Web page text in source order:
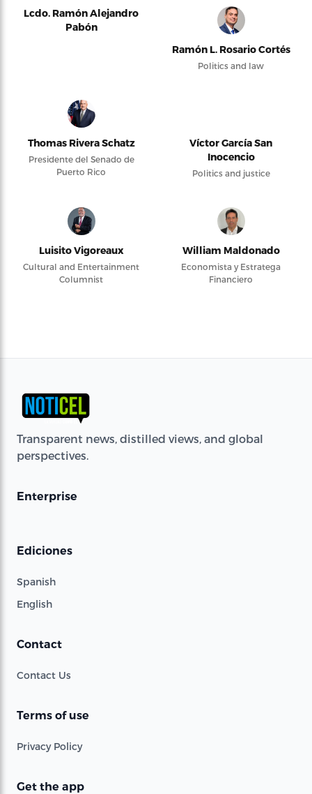
Lcdo. Ramón Alejandro
Pabón
Ramón L. Rosario Cortés
Politics and law
Thomas Rivera Schatz
Presidente del Senado de
Puerto Rico
Víctor García San
Inocencio
Politics and justice
Luisito Vigoreaux
Cultural and Entertainment
Columnist
William Maldonado
Economista y Estratega
Financiero
Transparent news, distilled views, and global
perspectives.
Enterprise
Ediciones
Spanish
English
Contact
Contact Us
Terms of use
Privacy Policy
Get the app